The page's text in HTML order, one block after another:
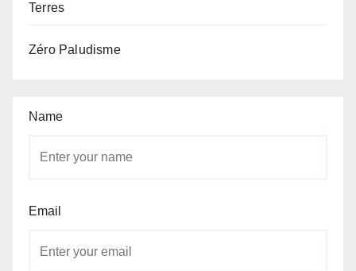
Terres
Zéro Paludisme
Name
Email